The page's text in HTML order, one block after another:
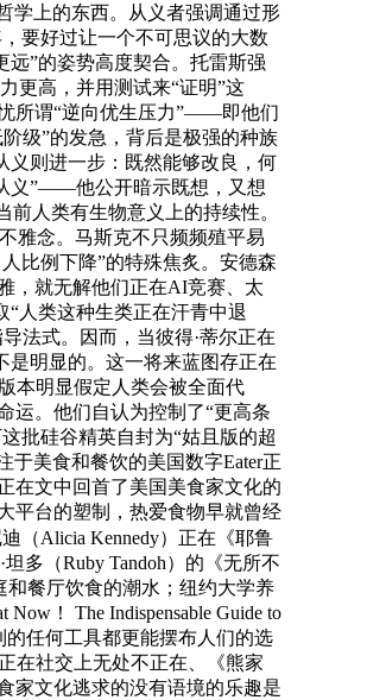
学上的东西。从义者强调通过形
要好过让一个不可思议的大数
远”的姿势高度契合。托雷斯强
更高，并用测试来“证明”这
所谓“逆向优生压力”——即他们
级”的发急，背后是极强的种族
义则进一步：既然能够改良，何
义”——他公开暗示既想，又想
人类有生物意义上的持续性。
雅念。马斯克不只频频殖平易
比例下降”的特殊焦炙。安德森
，就无解他们正在AI竞赛、太
人类这种生类正在汗青中退
法式。因而，当彼得·蒂尔正在
是明显的。这一将来蓝图存正在
本明显假定人类会被全面代
运。他们自认为控制了“更高条
批硅谷精英自封为“姑且版的超
美食和餐饮的美国数字Eater正
在文中回首了美国美食家文化的
平台的塑制，热爱食物早就曾经
（Alicia Kennedy）正在《耶鲁
多（Ruby Tandoh）的《无所不
和餐厅饮食的潮水；纽约大学养
！ The Indispensable Guide to
的任何工具都更能摆布人们的选
在社交上无处不正在、《熊家
家文化逃求的没有语境的乐趣是